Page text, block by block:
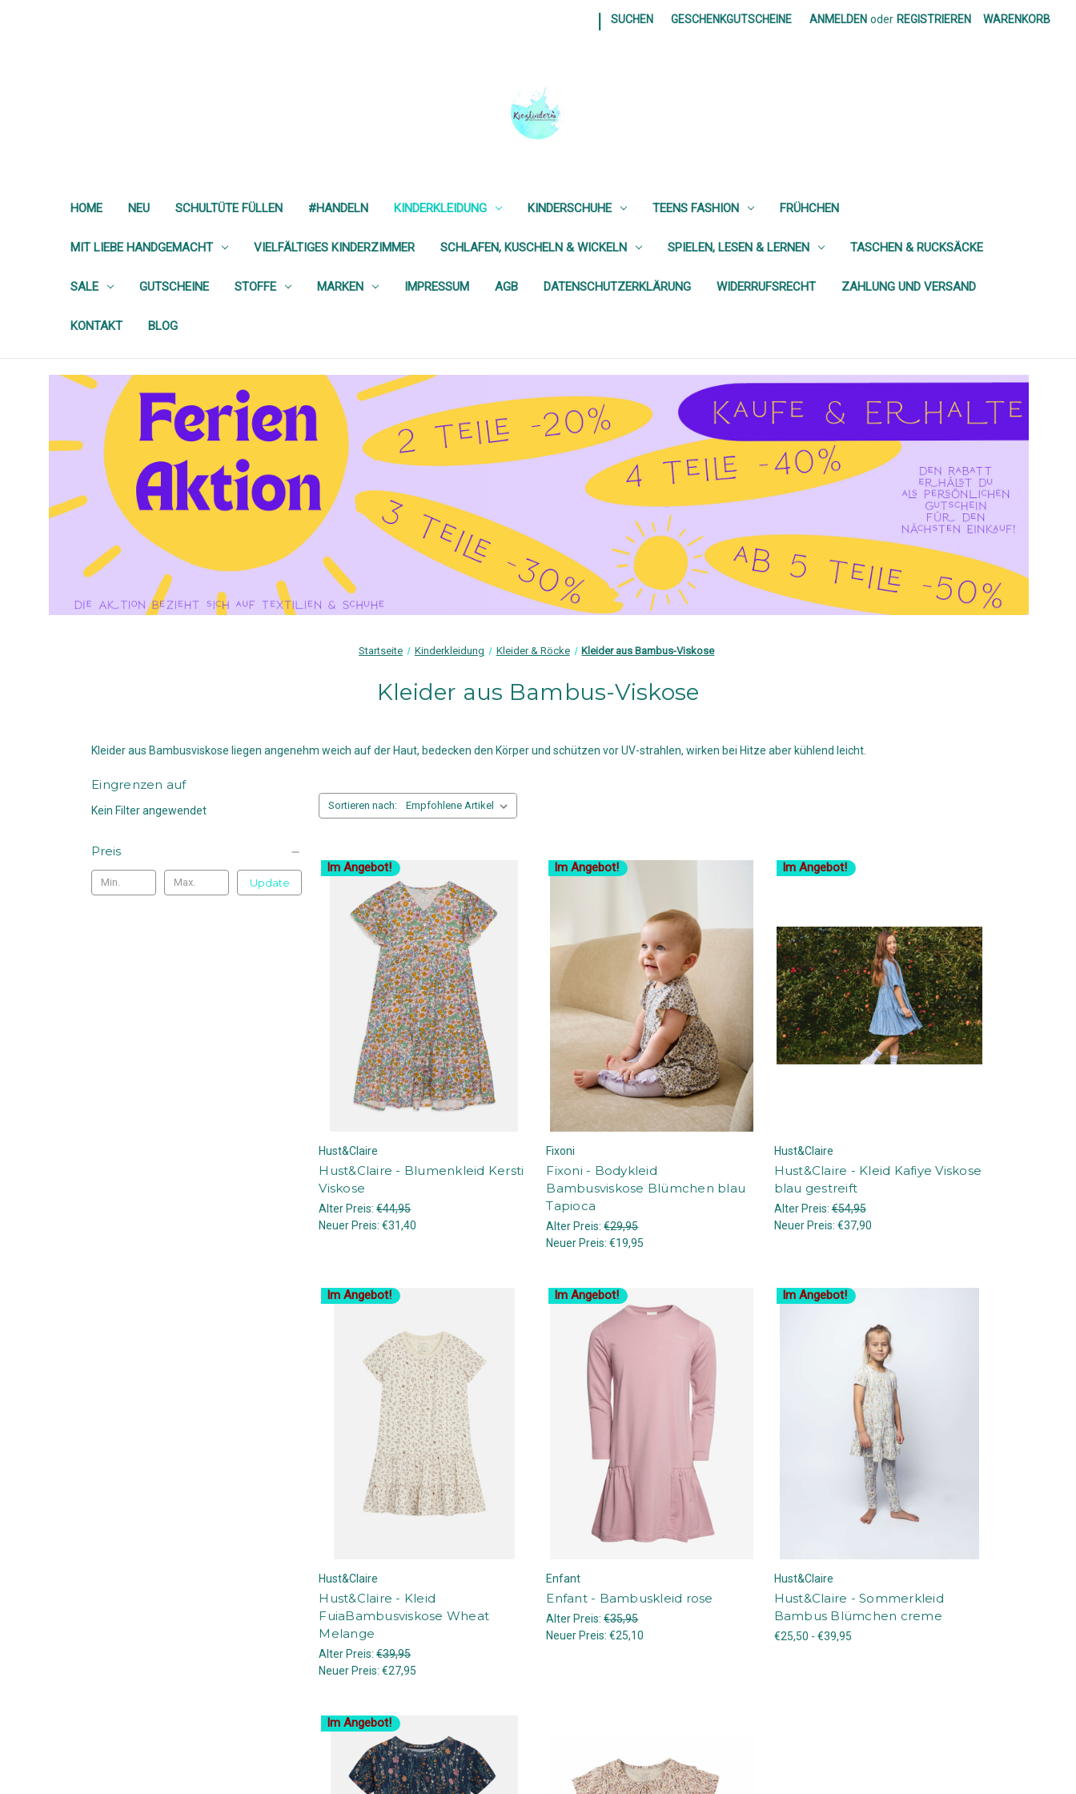
SUCHEN GESCHENKGUTSCHEINE ANMELDEN oder REGISTRIEREN WARENKORB
HOME NEU SCHULTÜTE FÜLLEN #HANDELN KINDERKLEIDUNG KINDERSCHUHE TEENS FASHION FRÜHCHEN
MIT LIEBE HANDGEMACHT VIELFÄLTIGES KINDERZIMMER SCHLAFEN, KUSCHELN & WICKELN SPIELEN, LESEN & LERNEN TASCHEN & RUCKSÄCKE
SALE GUTSCHEINE STOFFE MARKEN IMPRESSUM AGB DATENSCHUTZERKLÄRUNG WIDERRUFSRECHT ZAHLUNG UND VERSAND
KONTAKT BLOG
Startseite Kinderkleidung Kleider & Röcke Kleider aus Bambus-Viskose
Kleider aus Bambus-Viskose
Kleider aus Bambusviskose liegen angenehm weich auf der Haut, bedecken den Körper und schützen vor UV-strahlen, wirken bei Hitze aber kühlend leicht.
Eingrenzen auf
Kein Filter angewendet
Preis
Update
Sortieren nach:
Im Angebot!
Hust&Claire
Hust&Claire - Blumenkleid Kersti
Viskose
Alter Preis:€44,95
Neuer Preis:€31,40
Im Angebot!
Fixoni
Fixoni - Bodykleid
Bambusviskose Blümchen blau
Tapioca
Alter Preis:€29,95
Neuer Preis:€19,95
Im Angebot!
Hust&Claire
Hust&Claire - Kleid Kafiye Viskose
blau gestreift
Alter Preis:€54,95
Neuer Preis: €37,90
Im Angebot!
Hust&Claire
Hust&Claire - Kleid
FuiaBambusviskose Wheat
Melange
Alter Preis:€39,95
Neuer Preis:€27,95
Im Angebot!
Enfant
Enfant - Bambuskleid rose
Alter Preis:€35,95
Neuer Preis:€25,10
Im Angebot!
Hust&Claire
Hust&Claire - Sommerkleid
Bambus Blümchen creme
€25,50 - €39,95
Im Angebot!